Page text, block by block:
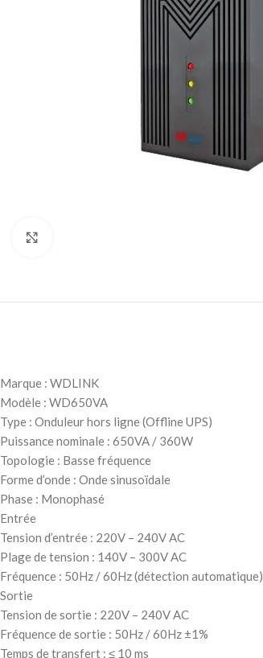
Marque : WDLINK
Modèle : WD650VA
Type : Onduleur hors ligne (Offline UPS)
Puissance nominale : 650VA / 360W
Topologie : Basse fréquence
Forme d’onde : Onde sinusoïdale
Phase : Monophasé
Entrée
Tension d’entrée : 220V – 240V AC
Plage de tension : 140V – 300V AC
Fréquence : 50Hz / 60Hz (détection automatique)
Sortie
Tension de sortie : 220V – 240V AC
Fréquence de sortie : 50Hz / 60Hz ±1%
Temps de transfert : ≤ 10 ms